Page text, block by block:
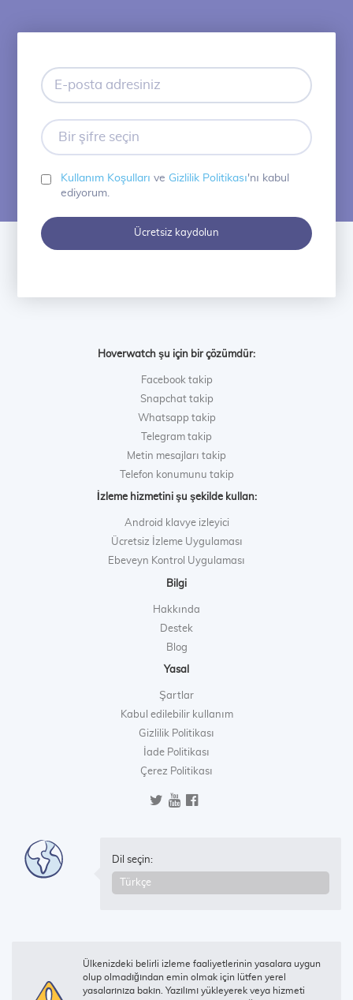
adresiniz
seçin
Kullanım Koşulları ve Gizlilik Politikası'nı kabul
ediyorum.
Ücretsiz kaydolun
Hoverwatch şu için bir çözümdür:
Facebook takip
Snapchat takip
Whatsapp takip
Telegram takip
Metin mesajları takip
Telefon konumunu takip
İzleme hizmetini şu şekilde kullan:
Android klavye izleyici
Ücretsiz İzleme Uygulaması
Ebeveyn Kontrol Uygulaması
Bilgi
Hakkında
Destek
Blog
Yasal
Şartlar
Kabul edilebilir kullanım
Gizlilik Politikası
İade Politikası
Çerez Politikası
Dil seçin:
Ülkenizdeki belirli izleme faaliyetlerinin yasalara uygun
olup olmadığından emin olmak için lütfen yerel
yasalarınıza bakın. Yazılımı yükleyerek veya hizmeti